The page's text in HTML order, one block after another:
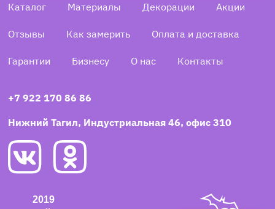
Каталог Материалы Декорации Акции
Отзывы Как замерить Оплата и доставка
Гарантии Бизнесу О нас Контакты
+7 922 170 86 86
Нижний Тагил, Индустриальная 46, офис 310